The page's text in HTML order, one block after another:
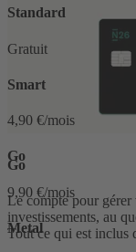
Go
Le compte pour gérer
investissements, au
Tout ce qui est inclus
Standard
Gratuit
Smart
4,90 €/mois
Go
9,90 €/mois
Metal